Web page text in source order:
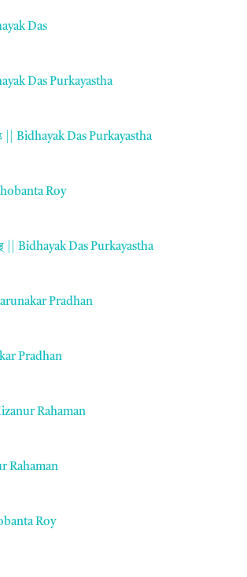
Das
Das Purkayastha
|| Bidhayak Das Purkayastha
Roy
|| Bidhayak Das Purkayastha
Pradhan
Pradhan
Rahaman
Rahaman
Roy